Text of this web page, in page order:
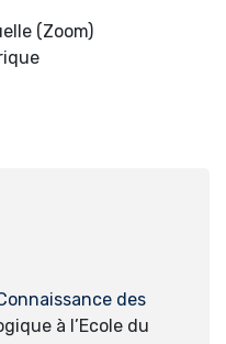
(Zoom)
des
à l’Ecole du